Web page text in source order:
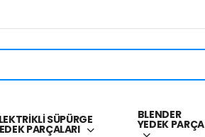
SÜPÜRGE
PARÇALARI
BLENDER
YEDEK PARÇA